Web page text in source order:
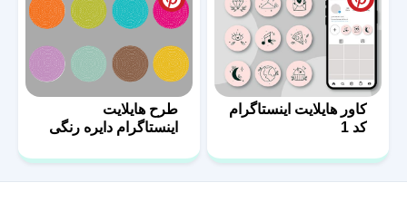
کاور هایلایت اینستاگرام
کد 1
طرح هایلایت
اینستاگرام دایره رنگی